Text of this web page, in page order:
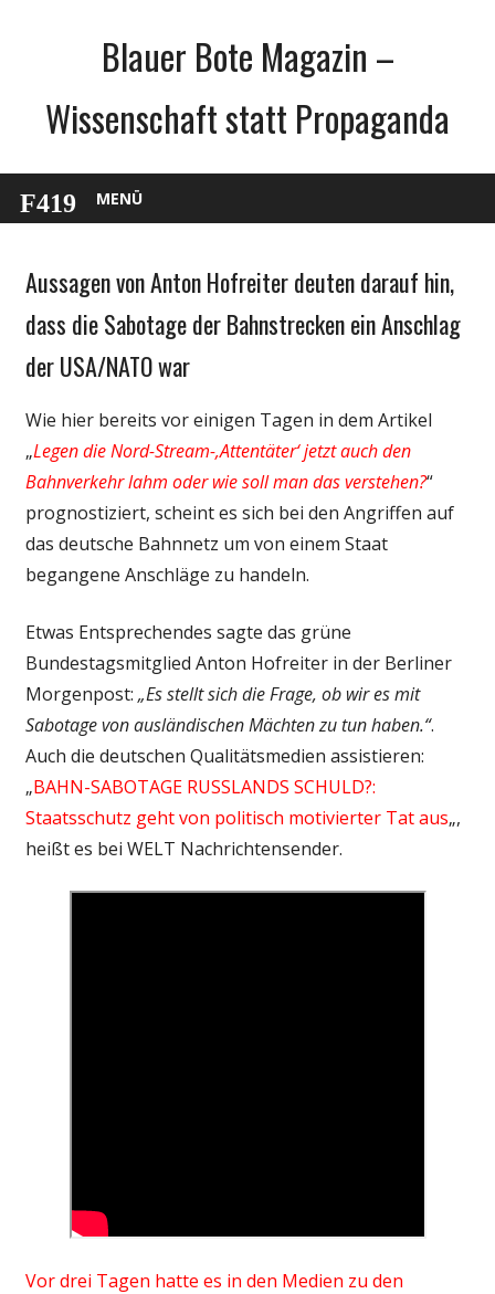
Blauer Bote Magazin –
Wissenschaft statt Propaganda
MENÜ
Gesellschaft
Wirtschaft
Wissenschaft
Aussagen von Anton Hofreiter deuten darauf hin,
dass die Sabotage der Bahnstrecken ein Anschlag
der USA/NATO war
Wie hier bereits vor einigen Tagen in dem Artikel
„Legen die Nord-Stream-‚Attentäter‘ jetzt auch den
Bahnverkehr lahm oder wie soll man das verstehen?“
prognostiziert, scheint es sich bei den Angriffen auf
das deutsche Bahnnetz um von einem Staat
begangene Anschläge zu handeln.
Etwas Entsprechendes sagte das grüne
Bundestagsmitglied Anton Hofreiter in der Berliner
Morgenpost: „Es stellt sich die Frage, ob wir es mit
Sabotage von ausländischen Mächten zu tun haben.“.
Auch die deutschen Qualitätsmedien assistieren:
„BAHN-SABOTAGE RUSSLANDS SCHULD?:
Staatsschutz geht von politisch motivierter Tat aus„,
heißt es bei WELT Nachrichtensender.
Vor drei Tagen hatte es in den Medien zu den